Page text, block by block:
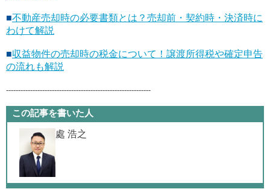
■不動産売却時の必要書類とは？売却前・契約時・決済時に
わけて解説
■収益物件の売却時の税金について！譲渡所得税や確定申告
の流れも解説
------------------------------------------------------------
この記事を書いた人
處 浩之